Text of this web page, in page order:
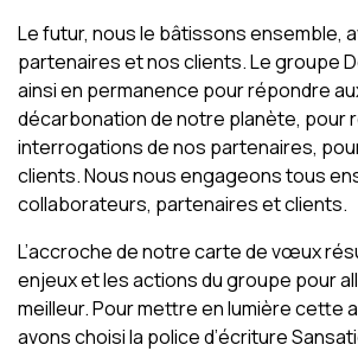
Le futur, nous le bâtissons ensemble,
partenaires et nos clients. Le groupe
ainsi en permanence pour répondre
décarbonation de notre planète, pour
interrogations de nos partenaires,
clients. Nous nous engageons tous
collaborateurs, partenaires et clients.
L’accroche de notre carte de vœux
enjeux et les actions du groupe pour
meilleur. Pour mettre en lumière cette
avons choisi la police d’écriture